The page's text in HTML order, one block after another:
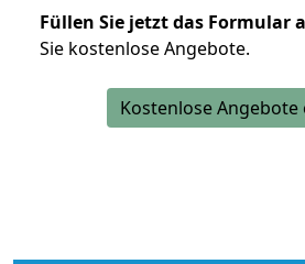
Füllen Sie jetzt das Formular
Sie kostenlose Angebote.
Kostenlose Angebote